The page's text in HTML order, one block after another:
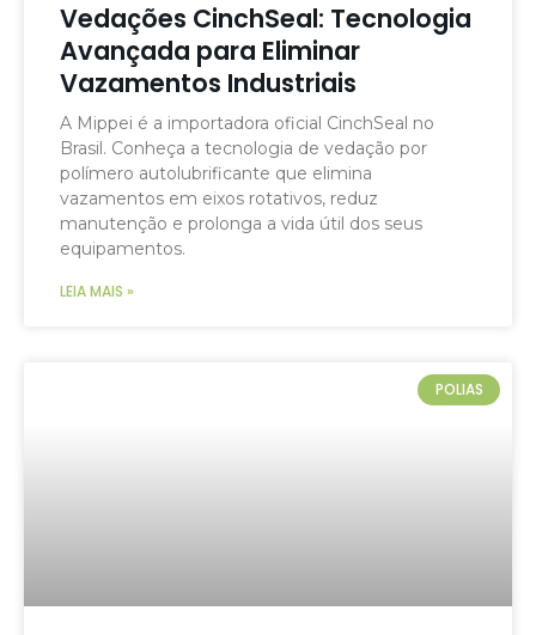
Vedações CinchSeal: Tecnologia
Avançada para Eliminar
Vazamentos Industriais
A Mippei é a importadora oficial CinchSeal no
Brasil. Conheça a tecnologia de vedação por
polímero autolubrificante que elimina
vazamentos em eixos rotativos, reduz
manutenção e prolonga a vida útil dos seus
equipamentos.
LEIA MAIS »
POLIAS